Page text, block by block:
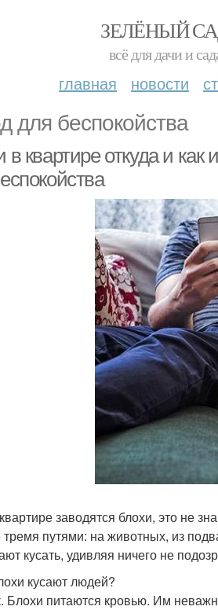
ЗЕЛЁНЫЙ
всё для дачи и
главная новости
для беспокойства
в квартире откуда и
заводятся блохи, это не
путями: на животных, из
кусать, удивляя ничего не
кусают людей?
Блохи питаются кровью. Им